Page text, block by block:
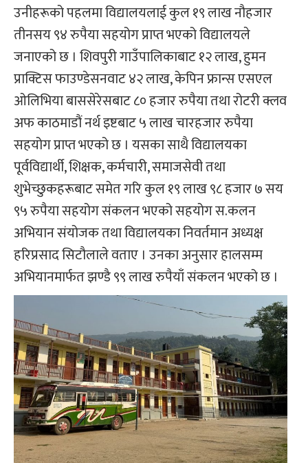
उनीहरूको पहलमा विद्यालयलाई कुल १९ लाख नौहजार
तीनसय ९४ रुपैया सहयोग प्राप्त भएको विद्यालयले
जनाएको छ । शिवपुरी गाउँपालिकाबाट १२ लाख, हुमन
प्राक्टिस फाउण्डेसनवाट ४२ लाख, केपिन फ्रान्स एसएल
ओलिभिया बाससेरेसबाट ८० हजार रुपैया तथा रोटरी क्लव
अफ काठमाडौं नर्थ इष्टबाट ५ लाख चारहजार रुपैया
सहयोग प्राप्त भएको छ । यसका साथै विद्यालयका
पूर्वविद्यार्थी, शिक्षक, कर्मचारी, समाजसेवी तथा
शुभेच्छुकहरूबाट समेत गरि कुल १९ लाख ९८ हजार ७ सय
९५ रुपैया सहयोग संकलन भएको सहयोग स.कलन
अभियान संयोजक तथा विद्यालयका निवर्तमान अध्यक्ष
हरिप्रसाद सिटौलाले वताए । उनका अनुसार हालसम्म
अभियानमार्फत झण्डै ९९ लाख रुपैयाँ संकलन भएको छ ।